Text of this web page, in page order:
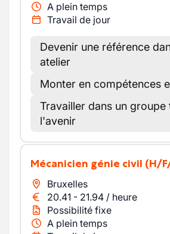
A plein temps
Travail de jour
Devenir une référence
atelier
Monter en compétences
Travailler dans un groupe
l'avenir
Mécanicien génie civil (H/
Bruxelles
20.41 - 21.94 / heure
Possibilité fixe
A plein temps